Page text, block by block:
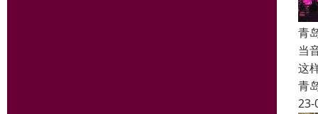
青
当
这
青
23-